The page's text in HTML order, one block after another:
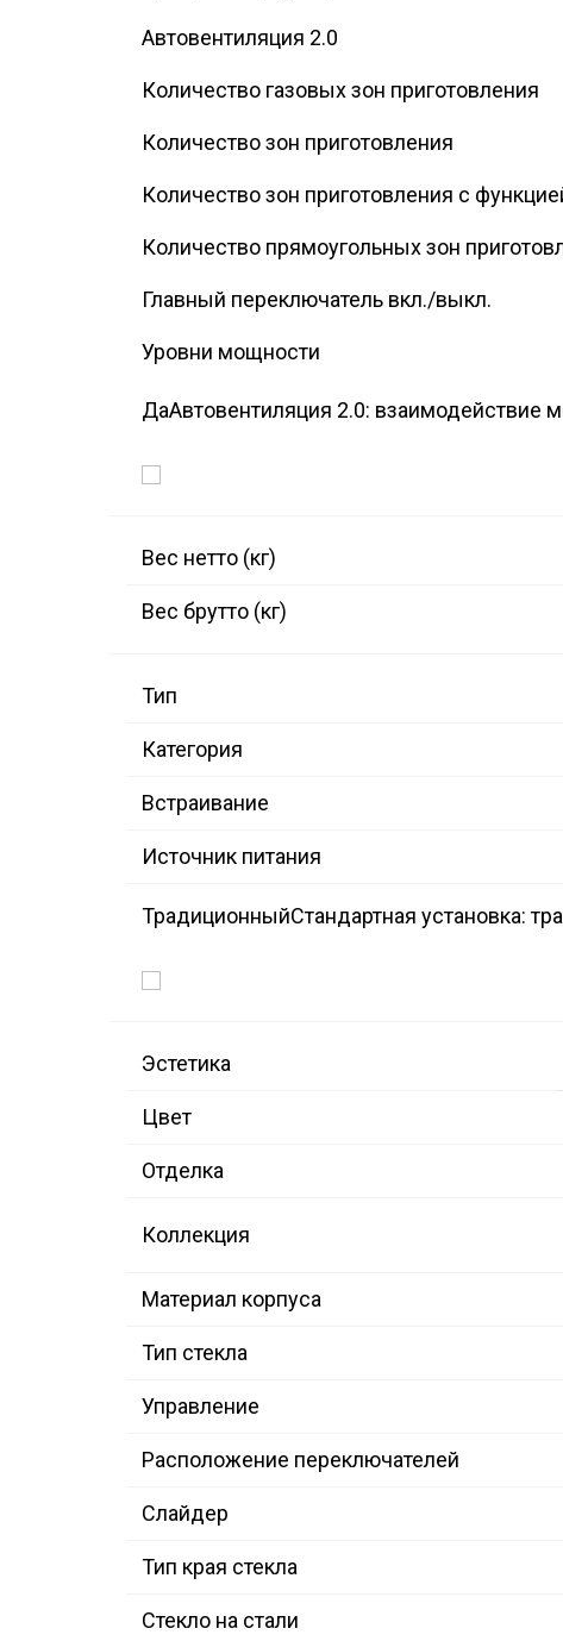
Автовентиляция 2.0
Количество газовых зон приготовления
Количество зон приготовления
Количество зон приготовления с
Количество прямоугольных зон
Главный переключатель вкл./выкл.
Уровни мощности
ДаАвтовентиляция 2.0:
Вес нетто (кг)
Вес брутто (кг)
Тип
Категория
Встраивание
Источник питания
ТрадиционныйСтандартная установка:
Эстетика
Цвет
Отделка
Коллекция
Материал корпуса
Тип стекла
Управление
Расположение переключателей
Слайдер
Тип края стекла
Стекло на стали